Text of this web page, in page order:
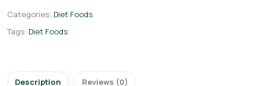
Categories: Diet Foods
Tags: Diet Foods
Description Reviews (0)